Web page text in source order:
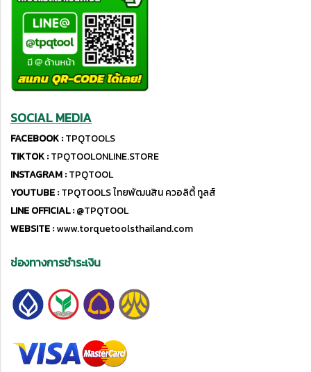
SOCIAL MEDIA
FACEBOOK :TPQTOOLS
TIKTOK :TPQTOOLONLINE.STORE
INSTAGRAM :TPQTOOL
YOUTUBE :TPQTOOLS ไทยพัฒนสิน ควอลิตี้ ทูลส์
LINE OFFICIAL :@TPQTOOL
WEBSITE :www.torquetoolsthailand.com
ช่องทางการชำระเงิน